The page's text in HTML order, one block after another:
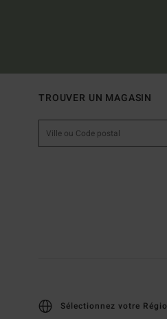
TROUVER UN MAGASIN
Sélectionnez votre